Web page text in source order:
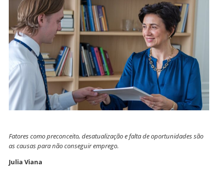
Fatores como preconceito, desatualização e falta de oportunidades são
as causas para não conseguir emprego.
Julia Viana